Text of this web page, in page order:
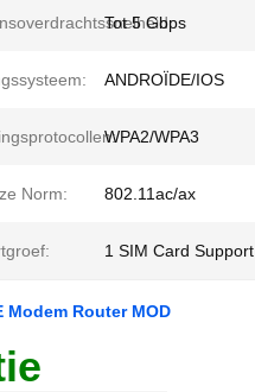
Tot 5 Gbps
ANDROÏDE/IOS
WPA2/WPA3
Norm: 802.11ac/ax
1 SIM Card Support
Modem Router MOD